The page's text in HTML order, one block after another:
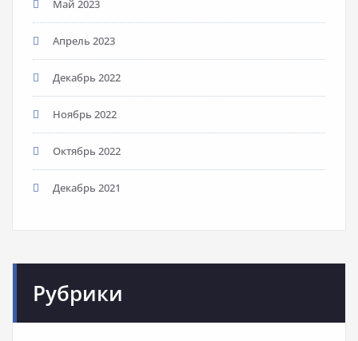
Май 2023
Апрель 2023
Декабрь 2022
Ноябрь 2022
Октябрь 2022
Декабрь 2021
Рубрики